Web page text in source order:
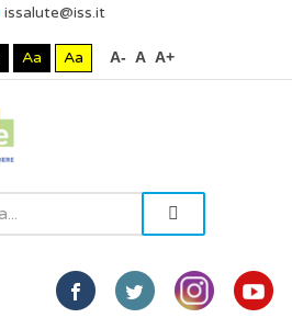
issalute@iss.it
Aa Aa A- A A+